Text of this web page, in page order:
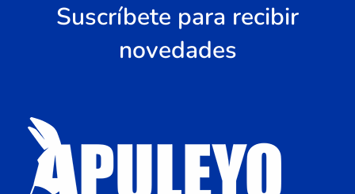
Suscríbete para recibir
novedades